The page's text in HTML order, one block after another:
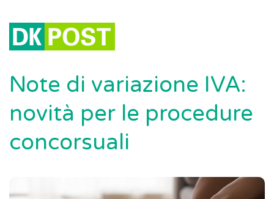
Note di variazione IVA:
novità per le procedure
concorsuali